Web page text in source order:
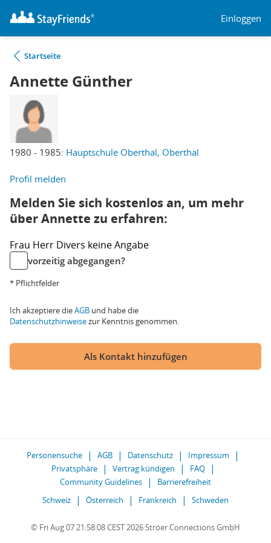
Einloggen
Startseite
Annette Günther
1980 - 1985: Hauptschule Oberthal, Oberthal
Profil melden
Melden Sie sich kostenlos an, um mehr
über Annette zu erfahren:
Frau Herr Divers keine Angabe
vorzeitig abgegangen?
* Pflichtfelder
Ich akzeptiere dieAGB und habe die
Datenschutzhinweisezur Kenntnis genommen.
Als Kontakt hinzufügen
Personensuche AGB Datenschutz
Impressum
Privatsphäre
Vertrag kündigen
FAQ
Community Guidelines
Barrierefreiheit
Schweiz
Österreich Frankreich Schweden
© Fri Aug 07 21:58:08 CEST 2026 Ströer Connections GmbH